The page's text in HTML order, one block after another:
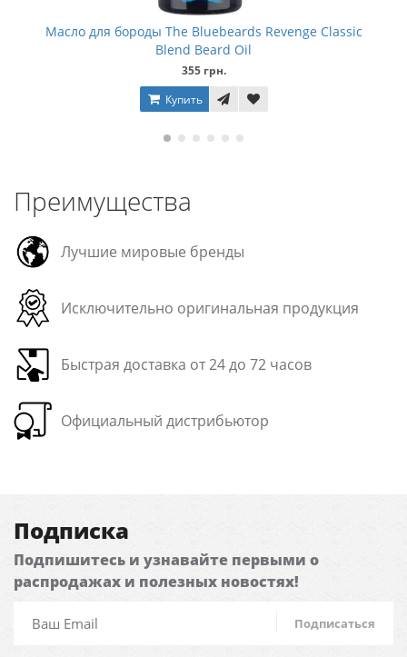
Масло для бороды The Bluebeards Revenge Classic
Blend Beard Oil
355 грн.
Купить
Преимущества
Лучшие мировые бренды
Исключительно оригинальная продукция
Быстрая доставка от 24 до 72 часов
Официальный дистрибьютор
Подписка
Подпишитесь и узнавайте первыми о
распродажах и полезных новостях!
Подписаться